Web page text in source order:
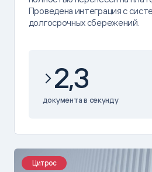
Проведена интеграция с
долгосрочных сбережений.
2,3
документа в секунду
Цитрос